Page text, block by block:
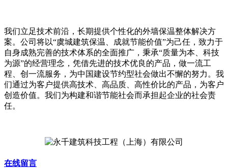
我们立足技术前沿，长期提供个性化的外墙保温整体解决方
案。公司将以“虞城建筑保温、成就节能价值”为己任，致力于
自身成熟完善的技术体系的全面推广，秉承“质量为本、科技
为源”的经营理念，凭借先进的技术优良的产品，做一流工
程、创一流服务，为中国建设节约型社会做出不懈的努力。我
们通过为客户提供高技术、高品质、高性价比的产品，为客户
创造价值。我们为构建和谐节能社会而承担起企业的社会责
任。
在线留言